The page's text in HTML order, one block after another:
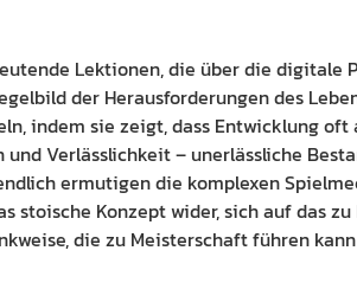
Lektionen, die über die digitale
der Herausforderungen des
indem sie zeigt, dass Entwicklung oft
Verlässlichkeit – unerlässliche
ermutigen die komplexen
stoische Konzept wider, sich auf das
die zu Meisterschaft führen